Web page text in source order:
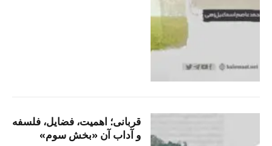
قربانی؛ اهمیت، فضایل، فلسفه
و آداب آن «بخش سوم»